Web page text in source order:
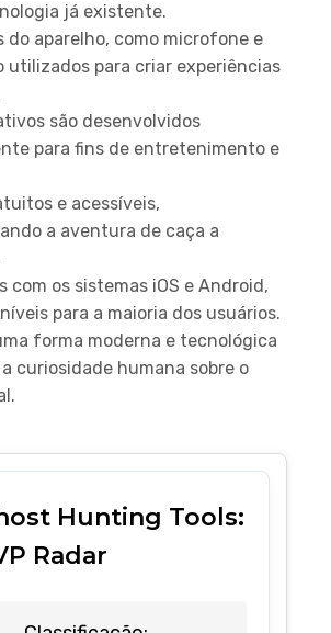
já existente.
do aparelho, como microfone e
utilizados para criar experiências
são desenvolvidos
para fins de entretenimento e
e acessíveis,
a aventura de caça a
com os sistemas iOS e Android,
para a maioria dos usuários.
forma moderna e tecnológica
curiosidade humana sobre o
Hunting Tools:
Radar